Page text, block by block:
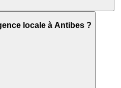
locale à Antibes ?